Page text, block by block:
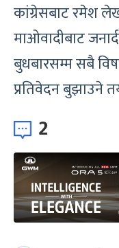
कांग्रेसबाट रमेश
माओवादीबाट
बुधबारसम्म सबै
प्रतिवेदन बुझाउने
2